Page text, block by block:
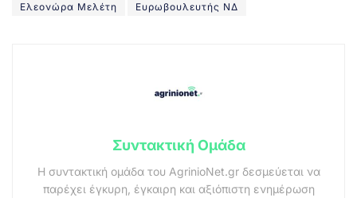
Ελεονώρα Μελέτη
Ευρωβουλευτής ΝΔ
Συντακτική Ομάδα
Η συντακτική ομάδα του AgrinioNet.gr δεσμεύεται να
παρέχει έγκυρη, έγκαιρη και αξιόπιστη ενημέρωση